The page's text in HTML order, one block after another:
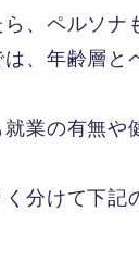
、ペルソナ
、年齢層
業の有無や
分けて下記